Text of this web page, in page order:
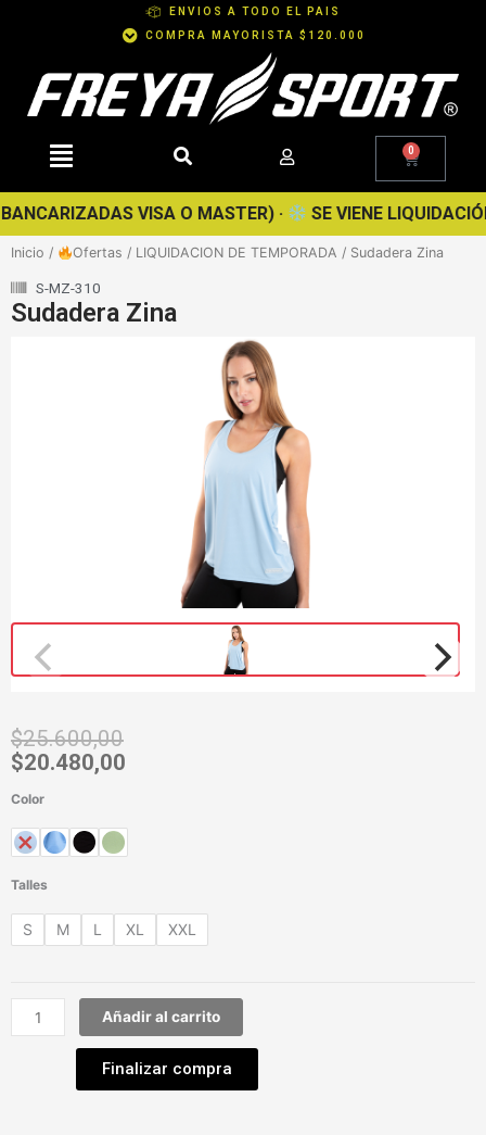
ENVIOS A TODO EL PAIS
COMPRA MAYORISTA $120.000
0 Cart
VISA O MASTER) · SE VIENE LIQUIDACIÓN
Inicio / Ofertas / LIQUIDACION DE TEMPORADA / Sudadera Zina
S-MZ-310
Sudadera Zina
$25.600,00
$20.480,00
Color
Talles
S M L XL XXL
Zina
cantidad
Añadir al carrito
Finalizar compra